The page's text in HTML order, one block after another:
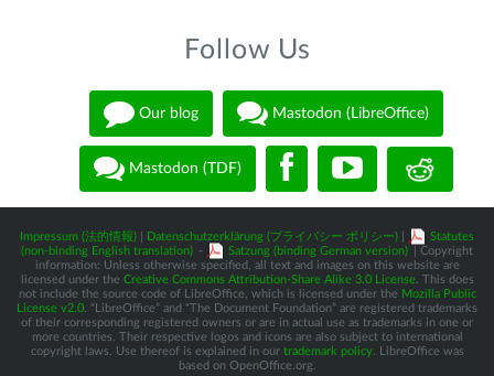
Follow Us
Our blog Mastodon (LibreOffice)
Mastodon (TDF)
Impressum (法的情報) Datenschutzerklärung (プライバシー ポリシー)
Statutes
(non-binding English translation) - Satzung (binding German version)
| Copyright
information: Unless otherwise specified, all text and images on this website are
licensed under the Creative Commons Attribution-Share Alike 3.0 License. This does
not include the source code of LibreOffice, which is licensed under the Mozilla Public
License v2.0 . “LibreOffice” and “The Document Foundation” are registered trademarks
of their corresponding registered owners or are in actual use as trademarks in one or
more countries. Their respective logos and icons are also subject to international
copyright laws. Use thereof is explained in our trademark policy. LibreOffice was
based on OpenOffice.org.